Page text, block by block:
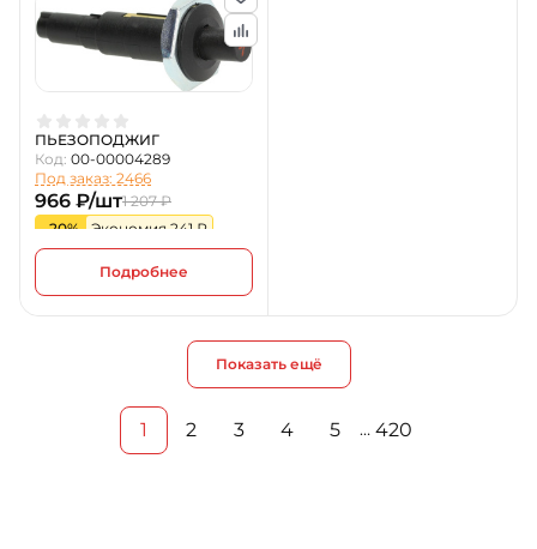
ПЬЕЗОПОДЖИГ
Код: 00-00004289
Под заказ: 2466
966 ₽/шт1 207 ₽
-20%
Экономия 241 ₽
Подробнее
Показать ещё
1 2 3 4 5 … 420